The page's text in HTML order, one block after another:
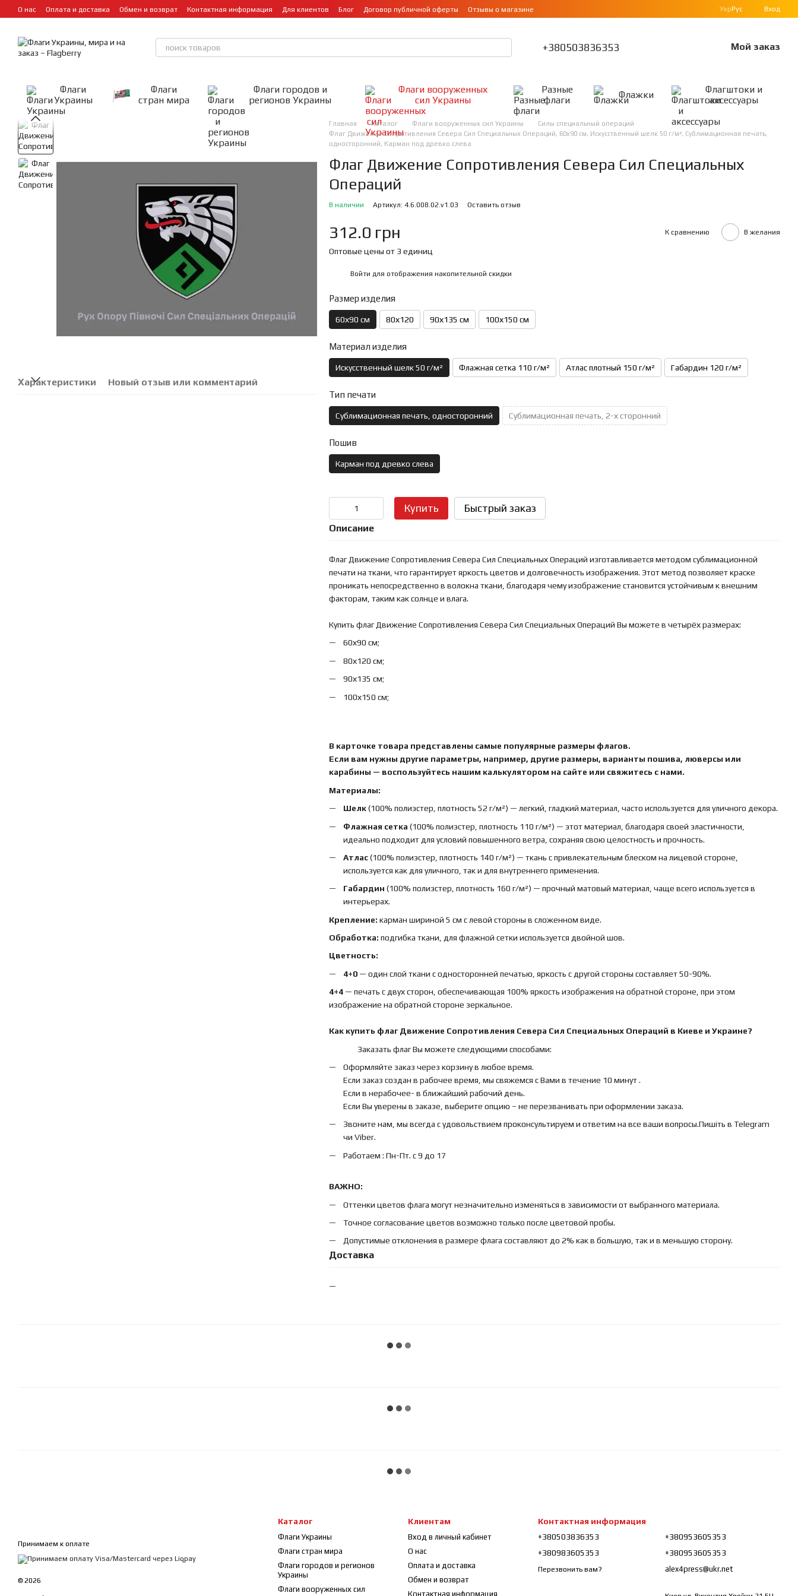
Перейти к основному контенту
О нас Оплата и доставка Обмен и возврат Контактная информация Для клиентов Блог Договор публичной оферты Отзывы о магазине УкрРус Вход
+380503836353 Мой заказ
Флаги
Украины
Флаги
стран мира
Флаги городов и
регионов Украины
Флаги вооруженных
сил Украины
Разные
флаги
Флажки
Флагштоки и
аксессуары
Характеристики Новый отзыв или комментарий
Главная Каталог Флаги вооруженных сил Украины
Силы специальный операций
Флаг Движение Сопротивления Севера Сил Специальных Операций, 60х90 см, Искусственный шелк 50 г/м², Сублимационная печать,
односторонний, Карман под древко слева
Флаг Движение Сопротивления Севера Сил Специальных
Операций
В наличии Артикул: 4.6.008.02.v1.03 Оставить отзыв
312.0 грн К сравнению В желания
Оптовые цены от 3 единиц
Войти для отображения накопительной скидки
Размер изделия
60х90 см 80х120 90х135 см 100х150 см
Материал изделия
Искусственный шелк 50 г/м² Флажная сетка 110 г/м² Атлас плотный 150 г/м² Габардин 120 г/м²
Тип печати
Сублимационная печать, односторонний Сублимационная печать, 2-х сторонний
Пошив
Карман под древко слева
Купить Быстрый заказ
Описание
Флаг Движение Сопротивления Севера Сил Специальных Операций изготавливается методом сублимационной
печати на ткани, что гарантирует яркость цветов и долговечность изображения. Этот метод позволяет краске
проникать непосредственно в волокна ткани, благодаря чему изображение становится устойчивым к внешним
факторам, таким как солнце и влага.
Купить флаг Движение Сопротивления Севера Сил Специальных Операций Вы можете в четырёх размерах:
60х90 см;
80х120 см;
90х135 см;
100х150 см;
В карточке товара представлены самые популярные размеры флагов.
Если вам нужны другие параметры, например, другие размеры, варианты пошива, люверсы или
карабины — воспользуйтесь нашим калькулятором на сайте или свяжитесь с нами.
Материалы:
Шелк(100% полиэстер, плотность 52 г/м²) — легкий, гладкий материал, часто используется для уличного декора.
Флажная сетка (100% полиэстер, плотность 110 г/м²) — этот материал, благодаря своей эластичности,
идеально подходит для условий повышенного ветра, сохраняя свою целостность и прочность.
Атлас(100% полиэстер, плотность 140 г/м²) — ткань с привлекательным блеском на лицевой стороне,
используется как для уличного, так и для внутреннего применения.
Габардин (100% полиэстер, плотность 160 г/м²) — прочный матовый материал, чаще всего используется в
интерьерах.
Крепление: карман шириной 5 см с левой стороны в сложенном виде.
Обработка: подгибка ткани, для флажной сетки используется двойной шов.
Цветность:
4+0— один слой ткани с односторонней печатью, яркость с другой стороны составляет 50-90%.
4+4— печать с двух сторон, обеспечивающая 100% яркость изображения на обратной стороне, при этом
изображение на обратной стороне зеркальное.
Как купить флаг Движение Сопротивления Севера Сил Специальных Операций в Киеве и Украине?
Заказать флаг Вы можете следующими способами:
Оформляйте заказ через корзину в любое время.
Если заказ создан в рабочее время, мы свяжемся с Вами в течение 10 минут .
Если в нерабочее- в ближайший рабочий день.
Если Вы уверены в заказе, выберите опцию – не перезванивать при оформлении заказа.
Звоните нам, мы всегда с удовольствием проконсультируем и ответим на все ваши вопросы.Пишіть в Telegram
чи Viber.
Работаем : Пн-Пт. с 9 до 17
ВАЖНО:
Оттенки цветов флага могут незначительно изменяться в зависимости от выбранного материала.
Точное согласование цветов возможно только после цветовой пробы.
Допустимые отклонения в размере флага составляют до 2% как в большую, так и в меньшую сторону.
Доставка
Принимаем к оплате
© 2026
Каталог
Флаги Украины
Флаги стран мира
Флаги городов и регионов
Украины
Флаги вооруженных сил
Клиентам
Вход в личный кабинет
О нас
Оплата и доставка
Обмен и возврат
Контактная информация
Контактная информация
+380503836353
+380983605353
Перезвонить вам?
+380953605353
+380953605353
alex4press@ukr.net